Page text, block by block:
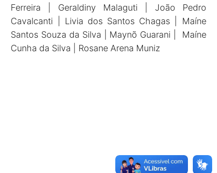
Ferreira | Geraldiny Malaguti | João Pedro
Cavalcanti | Livia dos Santos Chagas | Maíne
Santos Souza da Silva | Maynõ Guarani | Maíne
Cunha da Silva | Rosane Arena Muniz